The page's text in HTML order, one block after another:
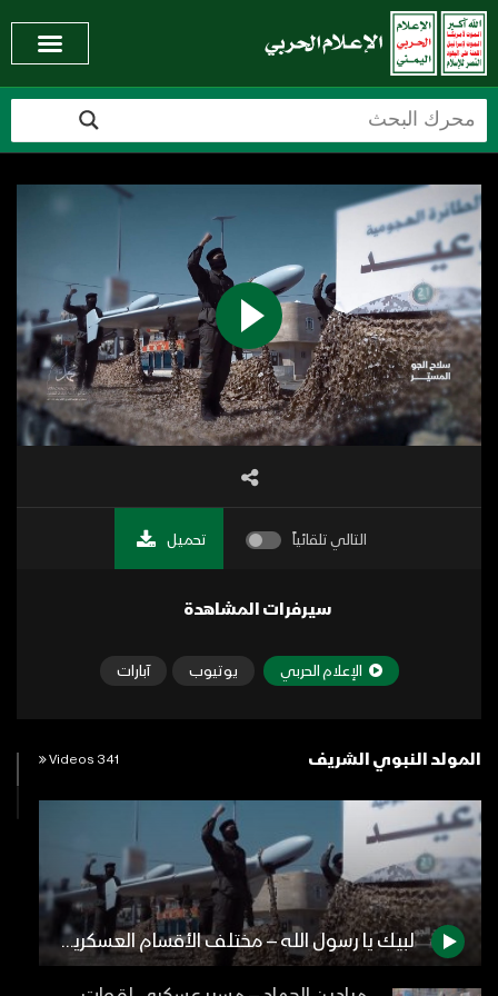
التالي تلقائياً تحميل
سيرفرات المشاهدة
الإعلام الحربي يوتيوب آبارات
المولد النبوي الشريف 341 Videos
لبيك يا رسول الله – مختلف الأقسام العسكرية للقوات المسلحة اليمنية 1444هـ